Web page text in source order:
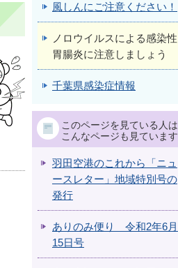
風しんにご注意ください！
ノロウイルスによる感染性
胃腸炎に注意しましょう
千葉県感染症情報
このページを見ている人は
こんなページも見ています
羽田空港のこれから「ニュ
ースレター」地域特別号の
発行
ありのみ便り 令和2年6月
15日号